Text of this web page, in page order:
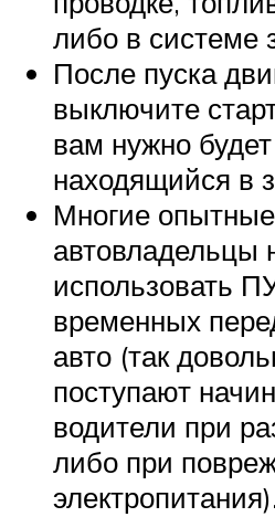
либо в системе
После пуска
выключите
вам нужно будет
находящийся в
Многие опытные
автовладельцы
использовать
временных
авто (так
поступают
водители при
либо при